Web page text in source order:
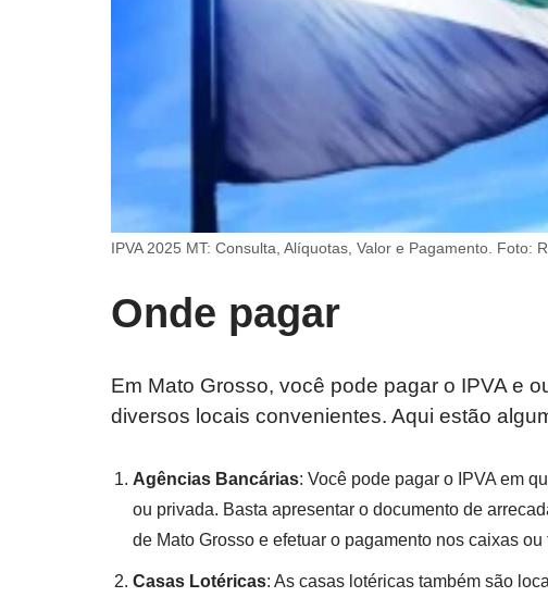
IPVA 2025 MT: Consulta, Alíquotas, Valor e Pagamento. Foto:
Onde pagar
Em Mato Grosso, você pode pagar o IPVA e
diversos locais convenientes. Aqui estão
Agências Bancárias: Você pode pagar o IPVA em
ou privada. Basta apresentar o documento de
de Mato Grosso e efetuar o pagamento nos caixas
Casas Lotéricas: As casas lotéricas também são